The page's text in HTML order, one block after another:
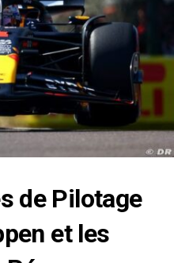
de Pilotage
et les